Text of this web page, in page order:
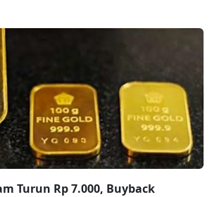
Turun Rp 7.000, Buyback